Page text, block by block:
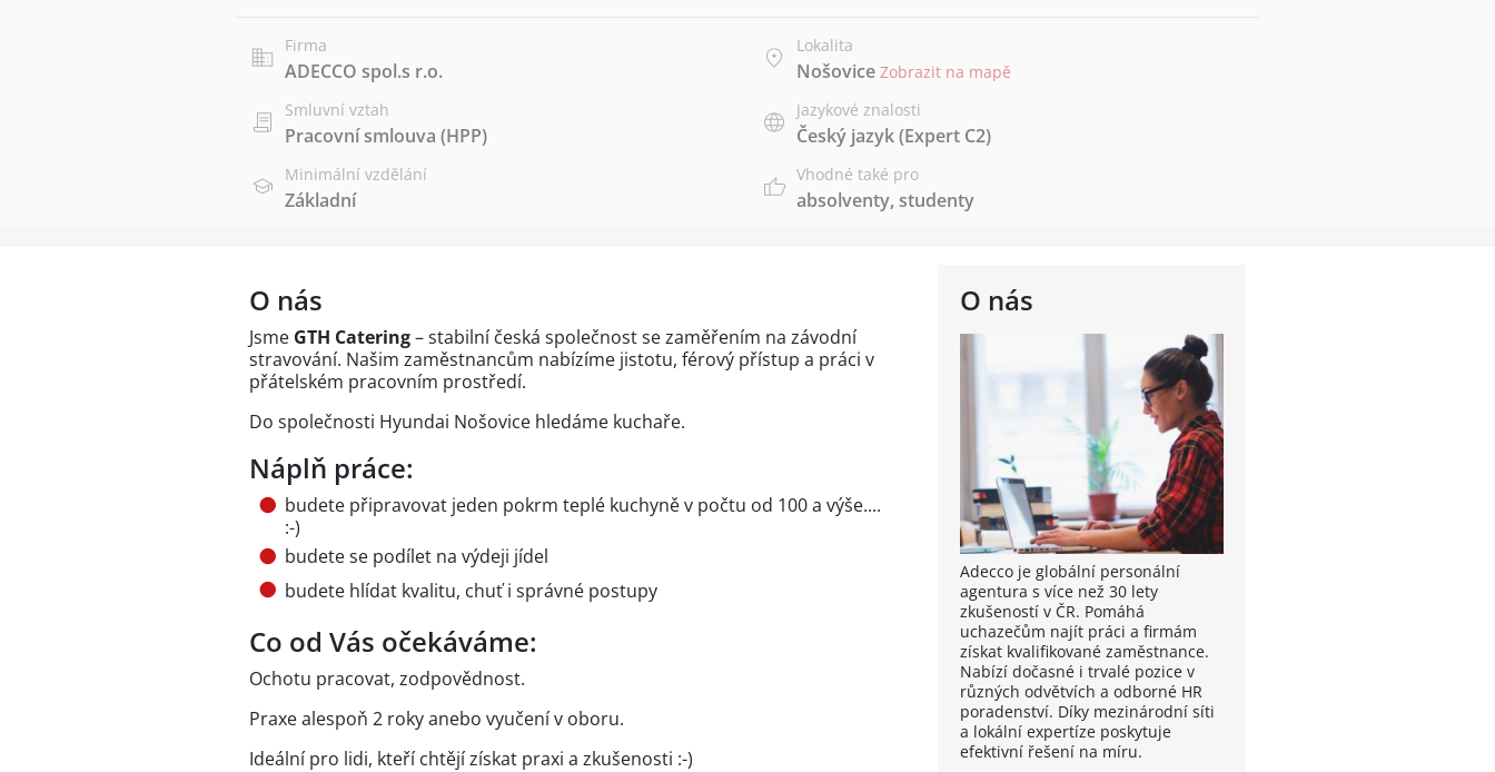
Firma
ADECCO spol.s r.o.
Lokalita
Nošovice Zobrazit na mapě
Smluvní vztah
Pracovní smlouva (HPP)
Jazykové znalosti
Český jazyk(Expert C2)
Minimální vzdělání
Základní
Vhodné také pro
absolventy, studenty
O nás
Adecco je globální personální
agentura s více než 30 lety
zkušeností v ČR. Pomáhá
uchazečům najít práci a firmám
získat kvalifikované zaměstnance.
Nabízí dočasné i trvalé pozice v
různých odvětvích a odborné HR
poradenství. Díky mezinárodní síti
a lokální expertíze poskytuje
efektivní řešení na míru.
O nás
Jsme GTH Catering– stabilní česká společnost se zaměřením na závodní
stravování. Našim zaměstnancům nabízíme jistotu, férový přístup a práci v
přátelském pracovním prostředí.
Do společnosti Hyundai Nošovice hledáme kuchaře.
Náplň práce:
budete připravovat jeden pokrm teplé kuchyně v počtu od 100 a výše....
:-)
budete se podílet na výdeji jídel
budete hlídat kvalitu, chuť i správné postupy
Co od Vás očekáváme:
Ochotu pracovat, zodpovědnost.
Praxe alespoň 2 roky anebo vyučení v oboru.
Ideální pro lidi, kteří chtějí získat praxi a zkušenosti :-)